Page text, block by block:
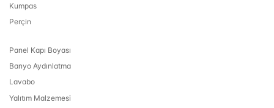
Kumpas
Perçin
Panel Kapı Boyası
Banyo Aydınlatma
Lavabo
Yalıtım Malzemesi